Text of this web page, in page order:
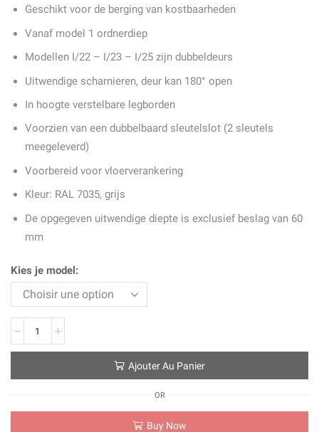
Geschikt voor de berging van kostbaarheden
Vanaf model 1 ordnerdiep
Modellen I/22 – I/23 – I/25 zijn dubbeldeurs
Uitwendige scharnieren, deur kan 180° open
In hoogte verstelbare legborden
Voorzien van een dubbelbaard sleutelslot (2 sleutels
meegeleverd)
Voorbereid voor vloerverankering
Kleur: RAL 7035, grijs
De opgegeven uitwendige diepte is exclusief beslag van 60
mm
Kies je model:
quantité
DRS
Ajouter Au Panier
OR
Buy Now